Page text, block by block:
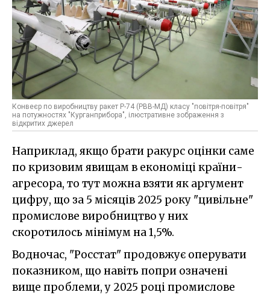
Конвеєр по виробництву ракет Р-74 (РВВ-МД) класу "повітря-повітря"
на потужностях "Курганприбора", ілюстративне зображення з
відкритих джерел
Наприклад, якщо брати ракурс оцінки саме
по кризовим явищам в економіці країни-
агресора, то тут можна взяти як аргумент
цифру, що за 5 місяців 2025 року "цивільне"
промислове виробництво у них
скоротилось мінімум на 1,5%.
Водночас, "Росстат" продовжує оперувати
показником, що навіть попри означені
вище проблеми, у 2025 році промислове